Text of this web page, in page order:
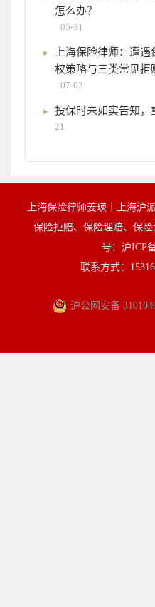
怎么办？
05-31
上海保险律师：遭
权策略与三类常见拒
07-03
投保时未如实告知，
21
上海保险律师姜瑛｜上海沪
保险拒赔、保险理赔、保
号：沪ICP
联系方式：
沪公网安备